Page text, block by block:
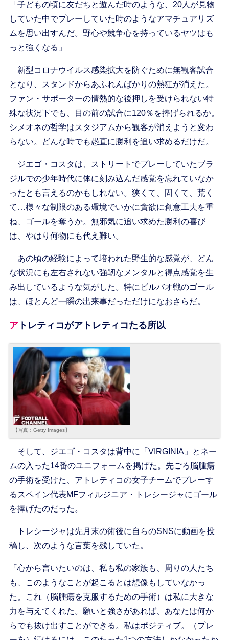
「子どもの頃に友だちと遊んだ時のような、20人が見物
していた中でプレーしていた時のようなアマチュアリズ
ムを思い出すんだ。野心や競争心を持っているヤツはも
っと強くなる」
新型コロナウイルス感染拡大を防ぐために無観客試合
となり、スタンドからあふれんばかりの熱狂が消えた。
ファン・サポーターの情熱的な後押しを受けられない特
殊な状況下でも、目の前の試合に120％を捧げられるか。
シメオネの哲学はスタジアムから観客が消えようと変わ
らない。どんな時でも愚直に勝利を追い求めるだけだ。
ジエゴ・コスタは、ストリートでプレーしていたブラ
ジルでの少年時代に体に刻み込んだ感覚を忘れていなか
ったとも言えるのかもしれない。狭くて、固くて、荒く
て…様々な制限のある環境でいかに貪欲に創意工夫を重
ね、ゴールを奪うか。無邪気に追い求めた勝利の喜び
は、やはり何物にも代え難い。
あの頃の経験によって培われた野生的な感覚が、どん
な状況にも左右されない強靭なメンタルと得点感覚を生
み出しているような気がした。特にビルバオ戦のゴール
は、ほとんど一瞬の出来事だっただけになおさらだ。
アトレティコがアトレティコたる所以
【写真：Getty Images】
そして、ジエゴ・コスタは背中に「VIRGINIA」とネー
ムの入った14番のユニフォームを掲げた。先ごろ脳腫瘍
の手術を受けた、アトレティコの女子チームでプレーす
るスペイン代表MFフィルジニア・トレシージャにゴール
を捧げたのだった。
トレシージャは先月末の術後に自らのSNSに動画を投
稿し、次のような言葉を残していた。
「心から言いたいのは、私も私の家族も、周りの人たち
も、このようなことが起こるとは想像もしていなかっ
た。これ（脳腫瘍を克服するための手術）は私に大きな
力を与えてくれた。願いと強さがあれば、あなたは何か
らでも抜け出すことができる。私はポジティブ。（プレ